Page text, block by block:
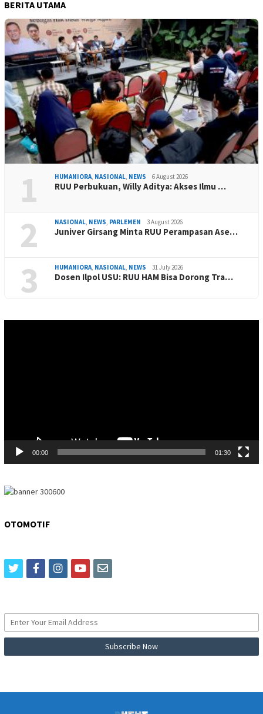
BERITA UTAMA
1 HUMANIORA, NASIONAL, NEWS 6 August 2026
RUU Perbukuan, Willy Aditya: Akses Ilmu …
2 NASIONAL, NEWS, PARLEMEN 3 August 2026
Juniver Girsang Minta RUU Perampasan Ase…
3 HUMANIORA, NASIONAL, NEWS 31 July 2026
Dosen Ilpol USU: RUU HAM Bisa Dorong Tra…
00:00 01:30
OTOMOTIF
twitterfacebookinstagram
youtubeemail